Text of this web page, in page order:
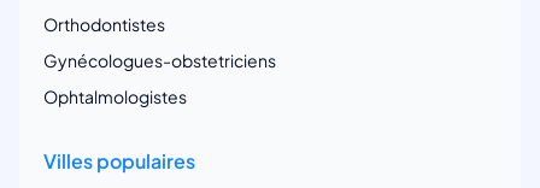
Orthodontistes
Gynécologues-obstetriciens
Ophtalmologistes
Villes populaires